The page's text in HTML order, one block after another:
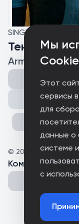
Мы
Cookie
Этот
сервисы
для
данные о
системе
с
SINGLE
Тень
Armina Kim
© 2026 НетуТень
Комментарии(0
Could not